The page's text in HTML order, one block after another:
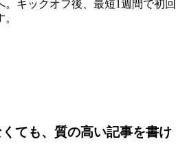
キックオフ後、最短1週間で初回
ても、質の高い記事を書け